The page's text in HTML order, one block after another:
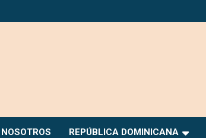
NOSOTROS REPÚBLICA DOMINICANA